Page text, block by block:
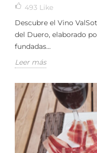
493 Like
Descubre el Vino
del Duero, elaborado
fundadas...
Leer más